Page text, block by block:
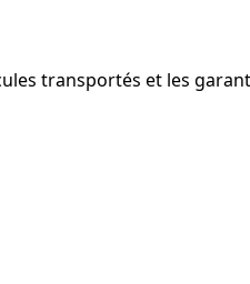
transportés et les